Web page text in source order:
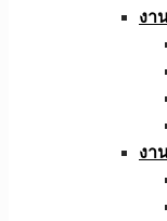
งา
งา